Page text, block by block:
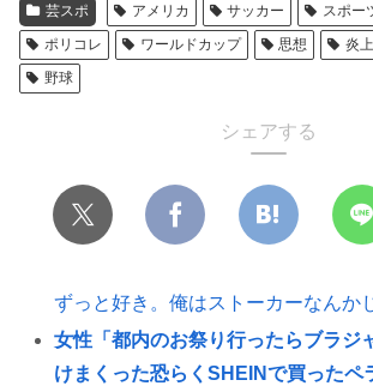
芸スポ アメリカ サッカー スポー
ポリコレ
ワールドカップ 思想 炎上
野球
シェアする
ずっと好き。俺はストーカーなんか
女性「都内のお祭り行ったらブラジ
けまくった恐らくSHEINで買ったペ